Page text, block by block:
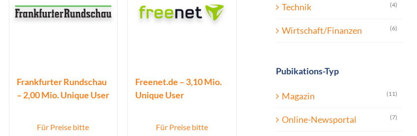
Frankfurter Rundschau
– 2,00 Mio. Unique User
Für Preise bitte
Freenet.de – 3,10 Mio.
Unique User
Für Preise bitte
Technik (4)
Wirtschaft/Finanzen (6)
Pubikations-Typ
Magazin (11)
Online-Newsportal (7)